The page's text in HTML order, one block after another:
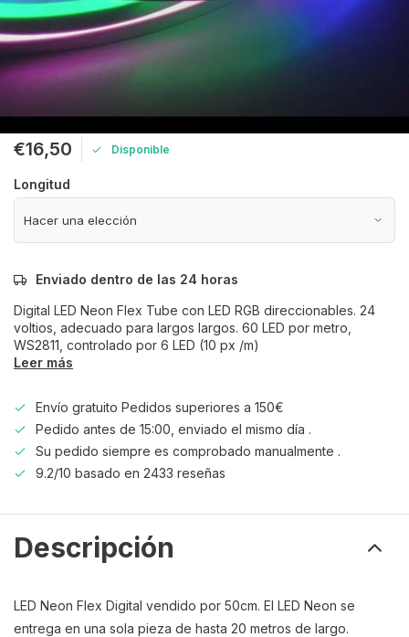
€16,50 Disponible
Longitud
Enviado dentro de las 24 horas
Digital LED Neon Flex Tube con LED RGB direccionables. 24
voltios, adecuado para largos largos. 60 LED por metro,
WS2811, controlado por 6 LED (10 px /m)
Leer más
Envío gratuito Pedidos superiores a 150€
Pedido antes de 15:00, enviado el mismo día .
Su pedido siempre es comprobado manualmente .
9.2/10 basado en 2433 reseñas
Descripción
LED Neon Flex Digital vendido por 50cm. El LED Neon se
entrega en una sola pieza de hasta 20 metros de largo.